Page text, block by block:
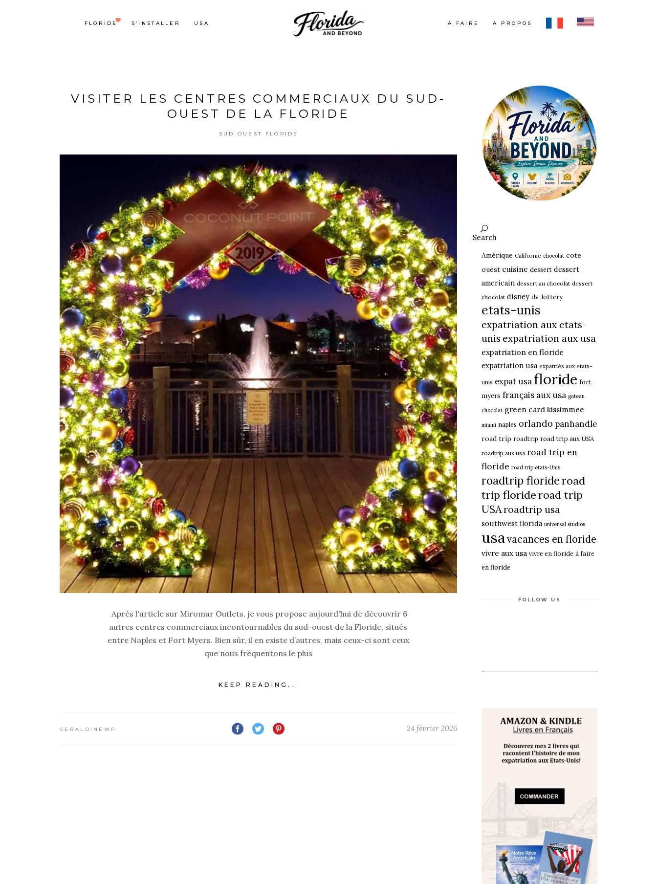
FLORIDE S’INSTALLER USA A FAIRE A PROPOS
VISITER LES CENTRES COMMERCIAUX DU SUD-
OUEST DE LA FLORIDE
SUD OUEST FLORIDE
Après l'article sur Miromar Outlets, je vous propose aujourd'hui de découvrir 6
autres centres commerciaux incontournables du sud-ouest de la Floride, situés
entre Naples et Fort Myers. Bien sûr, il en existe d’autres, mais ceux-ci sont ceux
que nous fréquentons le plus
KEEP READING...
GERALDINEWP 24 février 2026
Search
Amérique Californie chocolat cote
ouest cuisine dessert dessert
americain dessert au chocolat dessert
chocolat disney dv-lottery
etats-unis
expatriation aux etats-
unis expatriation aux usa
expatriation en floride
expatriation usa expatriés aux etats-
unis expat usa floride fort
myers français aux usa gateau
chocolat green card kissimmee
miami naples orlando panhandle
road trip roadtrip road trip aux USA
roadtrip aux usa road trip en
floride road trip etats-Unis
roadtrip florideroad
trip florideroad trip
USAroadtrip usa
southwest florida universal studios
usavacances en floride
vivre aux usa vivre en floride à faire
en floride
FOLLOW US